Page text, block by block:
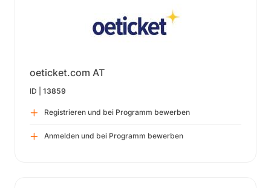
oeticket.com AT
ID | 13859
Registrieren und bei Programm bewerben
Anmelden und bei Programm bewerben